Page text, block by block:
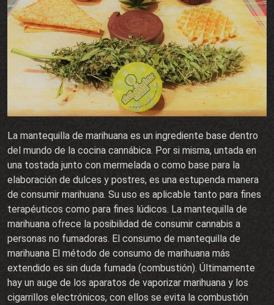
La mantequilla de marihuana es un ingrediente base dentro
del mundo de la cocina cannábica. Por si misma, untada en
una tostada junto con mermelada o como base para la
elaboración de dulces y postres, es una estupenda manera
de consumir marihuana. Su uso es aplicable tanto para fines
terapéuticos como para fines lúdicos. La mantequilla de
marihuana ofrece la posibilidad de consumir cannabis a
personas no fumadoras. El consumo de mantequilla de
marihuana El método de consumo de marihuana más
extendido es sin duda fumada (combustión). Últimamente
hay un auge de los aparatos de vaporizar marihuana y los
cigarrillos electrónicos, con ellos se evita la combustión